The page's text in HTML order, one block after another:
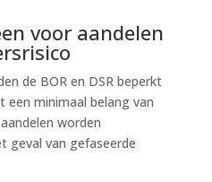
voor aandelen
de BOR en DSR beperkt
minimaal belang van
worden
geval van gefaseerde